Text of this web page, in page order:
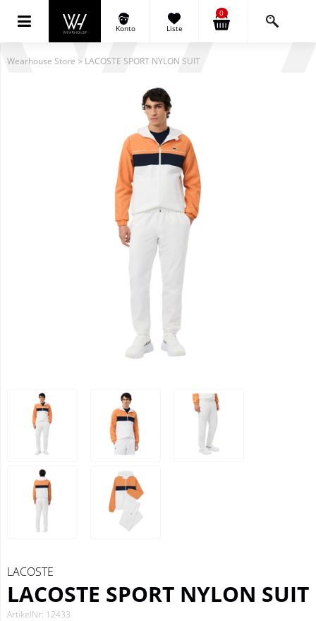
Konto Liste
0
Wearhouse Store > LACOSTE SPORT NYLON SUIT
LACOSTE
LACOSTE SPORT NYLON SUIT
ArtikelNr: 12433